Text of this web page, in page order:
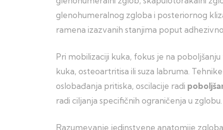
glenohumeralnog zgloba i posteriornog
ramena izazvanih stanjima poput
Pri mobilizaciji kuka, fokus je na
kuka, osteoartritisa ili suza labruma.
oslobađanja pritiska, oscilacije radi
radi ciljanja specifičnih ograničenja u zglobu.
Razumevanje jedinstvene anatomije